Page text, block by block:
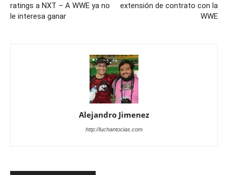
ratings a NXT – A WWE ya no
le interesa ganar
extensión de contrato con la
WWE
Alejandro Jimenez
http://luchantocias.com